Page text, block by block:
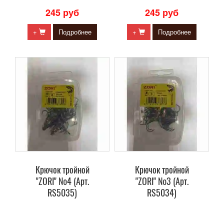
245 руб
+ Подробнее
245 руб
+ Подробнее
Крючок тройной
"ZORI" №4 (Арт.
RS5035)
Крючок тройной
"ZORI" №3 (Арт.
RS5034)